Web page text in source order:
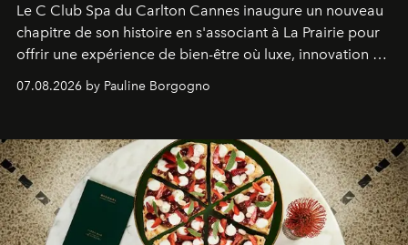
Le C Club Spa du Carlton Cannes inaugure un nouveau
chapitre de son histoire en s'associant à La Prairie pour
offrir une expérience de bien-être où luxe, innovation et
07.08.2026 by Pauline Borgogno